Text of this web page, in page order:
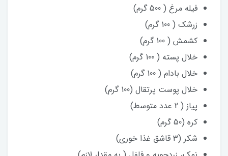
فیله مرغ ( 500 گرم)
زرشک ( 100 گرم)
کشمش ( 100 گرم)
خلال پسته ( 100 گرم)
خلال بادام ( 100 گرم)
خلال پوست پرتقال (100 گرم)
پیاز ( 2 عدد متوسط)
کره (50 گرم)
شکر (3 قاشق غذا خوری)